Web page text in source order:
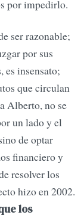
por impedirlo.
ser razonable;
por sus
es insensato;
que circulan
Alberto, no se
un lado y el
de optar
financiero y
resolver los
hizo en 2002.
los